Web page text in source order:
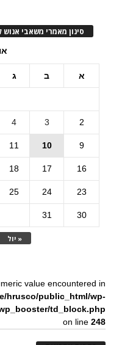
סינון מאמרי משאבי אנוש
א ב ג
« יול
2
3
4
9
10
11
16
17
18
23
24
25
30
31
value encountered in
hrusco/public_html/wp-
td_block.php
on line248